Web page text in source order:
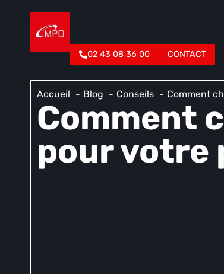
02 43 08 36 00 CONTACT
Accueil Blog Conseils Comment
Comment
pour votre